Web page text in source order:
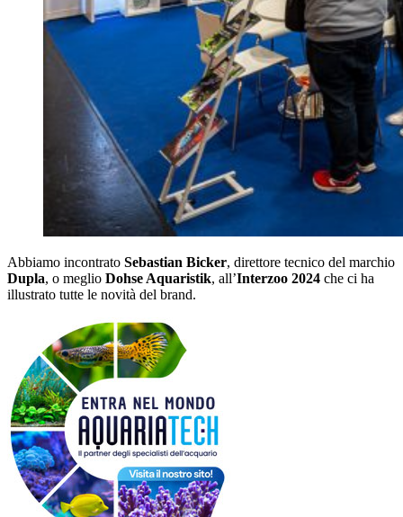
Abbiamo incontrato Sebastian Bicker, direttore tecnico del marchio
Dupla, o meglio Dohse Aquaristik, all’Interzoo 2024 che ci ha
illustrato tutte le novità del brand.